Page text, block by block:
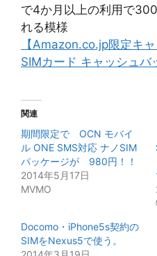
で4か月以上の利用で
れる模様
【Amazon.co.jp限定キ
SIMカード キャッシュバ
関連
期間限定で OCN モバイ
ル ONE SMS対応 ナノSIM
パッケージが 980円！！
2014年5月17日
MVMO
Docomo・iPhone5s契約の
SIMをNexus5で使う。